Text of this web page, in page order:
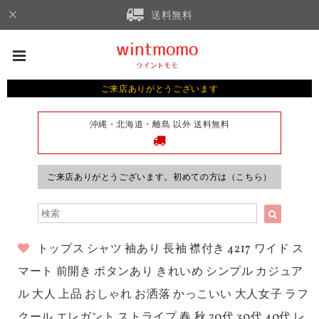
送料無料
ご来店ありがとうございます
沖縄・北海道・離島 以外 送料無料
ご来店ありがとうございます。初めての方は（こちら）
トップス シャツ 袖あり 長袖 襟付き 4217 ワイド ス
マート 前開き ボタンあり きれいめ シンプル カジュア
ル 大人 上品 おしゃれ お洒落 かっこいい 大人女子 ラフ